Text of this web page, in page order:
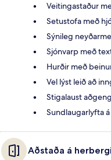
Veitingastaður
Setustofa með
Sýnileg
Sjónvarp með
Hurðir með
Vel lýst leið að
Stigalaust
Sundlaugarlyfta
Aðstaða á herbergi